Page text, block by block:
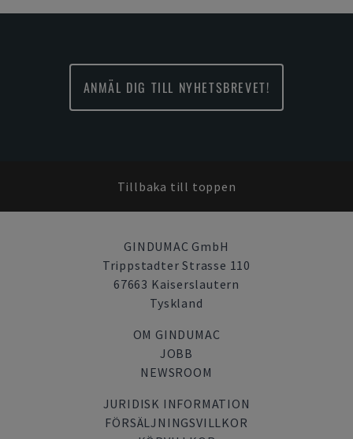
ANMÄL DIG TILL NYHETSBREVET!
Tillbaka till toppen
GINDUMAC GmbH
Trippstadter Strasse 110
67663 Kaiserslautern
Tyskland
OM GINDUMAC
JOBB
NEWSROOM
JURIDISK INFORMATION
FÖRSÄLJNINGSVILLKOR